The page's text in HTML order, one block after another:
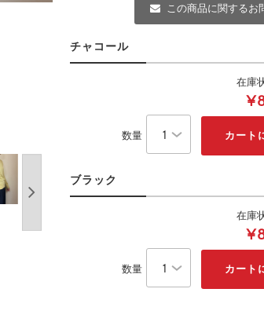
この商品に関するお
チャコール
在庫
数量
ブラック
在庫
数量